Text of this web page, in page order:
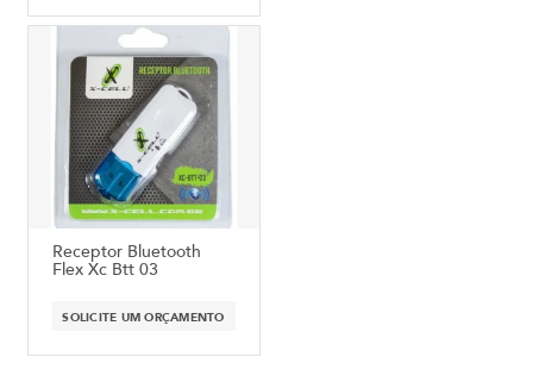
Receptor Bluetooth
Flex Xc Btt 03
SOLICITE UM ORÇAMENTO